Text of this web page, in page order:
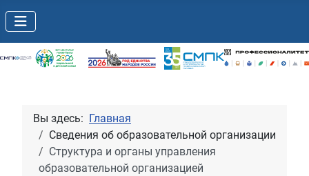
Вы здесь: Главная
Сведения об образовательной организации
Структура и органы управления
образовательной организацией